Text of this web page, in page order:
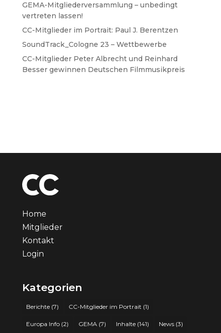
GEMA-Mitgliederversammlung – unbedingt
vertreten lassen!
CC-Mitglieder im Portrait: Paul J. Berentzen
SoundTrack_Cologne 23 – Wettbewerbe
CC-Mitglieder Peter Albrecht und Reinhard
Besser gewinnen Deutschen Filmmusikpreis
Home
Mitglieder
Kontakt
Login
Kategorien
Berichte(7) CC-Mitglieder im Portrait (1)
Europa Info(2) GEMA(7) Inhalte(141) News(3)